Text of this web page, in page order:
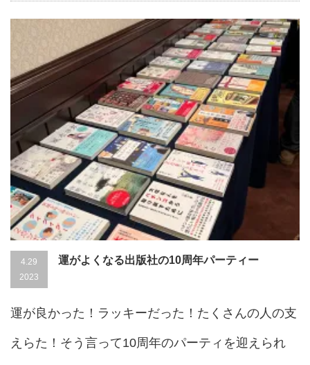
4.29
2023
運がよくなる出版社の10周年パーティー
運が良かった！ラッキーだった！たくさんの人の支
えらた！そう言って10周年のパーティを迎えられ